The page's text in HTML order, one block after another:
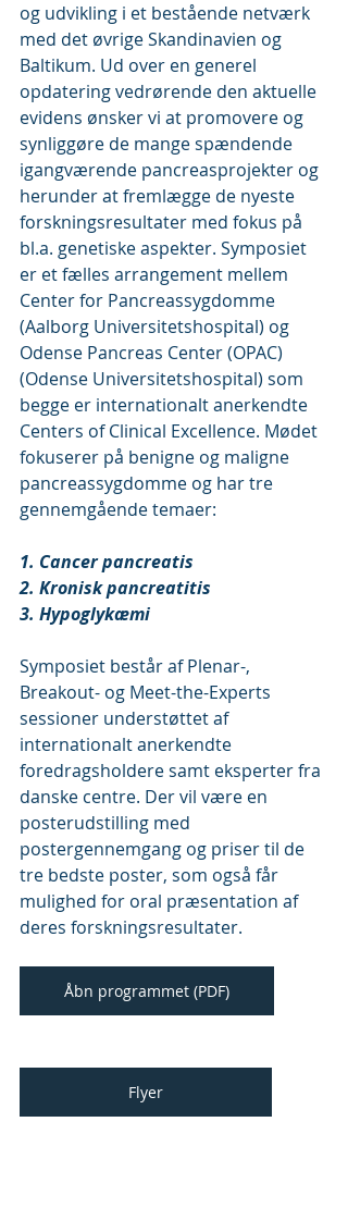
og udvikling i et bestående netværk
med det øvrige Skandinavien og
Baltikum. Ud over en generel
opdatering vedrørende den aktuelle
evidens ønsker vi at promovere og
synliggøre de mange spændende
igangværende pancreasprojekter og
herunder at fremlægge de nyeste
forskningsresultater med fokus på
bl.a. genetiske aspekter. Symposiet
er et fælles arrangement mellem
Center for Pancreassygdomme
(Aalborg Universitetshospital) og
Odense Pancreas Center (OPAC)
(Odense Universitetshospital) som
begge er internationalt anerkendte
Centers of Clinical Excellence. Mødet
fokuserer på benigne og maligne
pancreassygdomme og har tre
gennemgående temaer:
1. Cancer pancreatis
2. Kronisk pancreatitis
3. Hypoglykæmi
Symposiet består af Plenar-,
Breakout- og Meet-the-Experts
sessioner understøttet af
internationalt anerkendte
foredragsholdere samt eksperter fra
danske centre. Der vil være en
posterudstilling med
postergennemgang og priser til de
tre bedste poster, som også får
mulighed for oral præsentation af
deres forskningsresultater.
Åbn programmet (PDF)
Flyer